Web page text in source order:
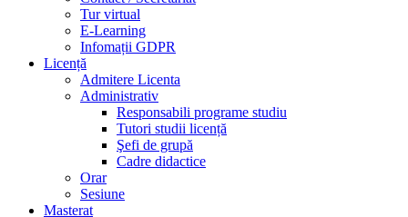
Tur virtual
E-Learning
Infomații GDPR
Licență
Admitere Licenta
Administrativ
Responsabili programe studiu
Tutori studii licență
Şefi de grupă
Cadre didactice
Orar
Sesiune
Masterat